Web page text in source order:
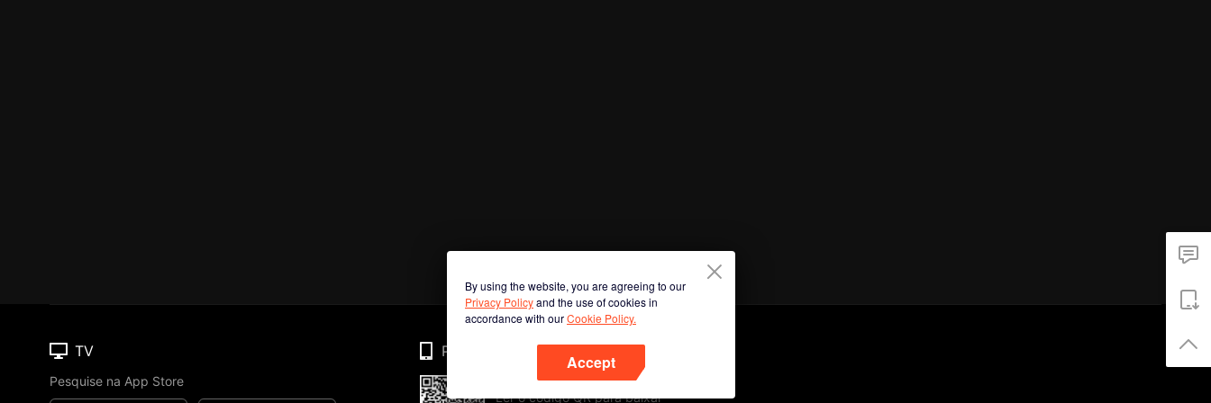
By using the website, you are agreeing to our
Privacy Policyand the use of cookies in
accordance with ourCookie Policy.
Accept
TV
Pesquise na App Store
Phone
Ler o código QR para baixar